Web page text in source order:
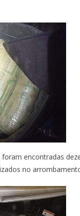
encontradas
no